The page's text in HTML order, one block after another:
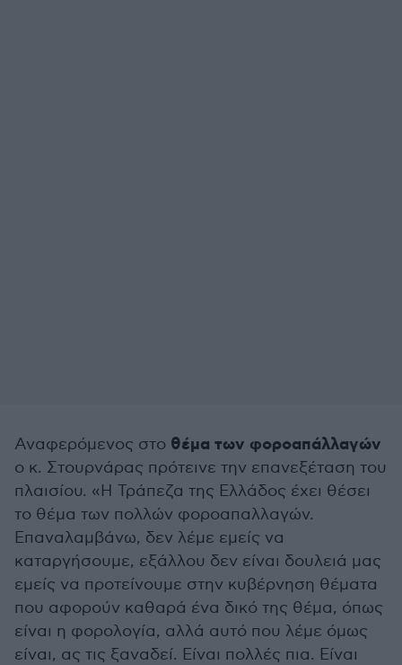
Αναφερόμενος στο θέμα των φοροαπάλλαγών
ο κ. Στουρνάρας πρότεινε την επανεξέταση του
πλαισίου. «Η Τράπεζα της Ελλάδος έχει θέσει
το θέμα των πολλών φοροαπαλλαγών.
Επαναλαμβάνω, δεν λέμε εμείς να
καταργήσουμε, εξάλλου δεν είναι δουλειά μας
εμείς να προτείνουμε στην κυβέρνηση θέματα
που αφορούν καθαρά ένα δικό της θέμα, όπως
είναι η φορολογία, αλλά αυτό που λέμε όμως
είναι, ας τις ξαναδεί. Είναι πολλές πια. Είναι